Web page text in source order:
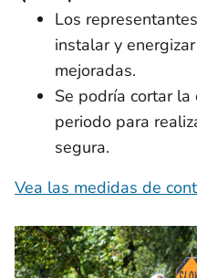
Los
instalar y
mejoradas.
Se podría cortar
periodo para
segura.
Vea las medidas de